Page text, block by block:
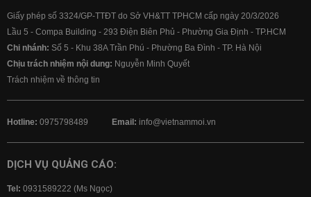
Giấy phép số 3324/GP-TTĐT do Sở VH&TT TPHCM cấp ngày 20/3/2026
Lầu 5 - Compa Building - 293 Điện Biên Phủ - Phường Gia Định - TP.HCM
Chi nhánh: Số 5 - Khu 38A Trần Phú - Phường Ba Đình - TP. Hà Nội
Chịu trách nhiệm nội dung: Nguyễn Minh Quyết
Trách nhiệm về thông tin
Hotline: 0975798489 Email: info@vietnammoi.vn
DỊCH VỤ QUẢNG CÁO:
Tel: 0931589222 (Ms Ngọc)